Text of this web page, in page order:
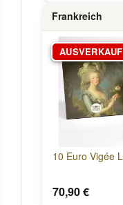
Frankreich
10 Euro Vigée
70,90 €